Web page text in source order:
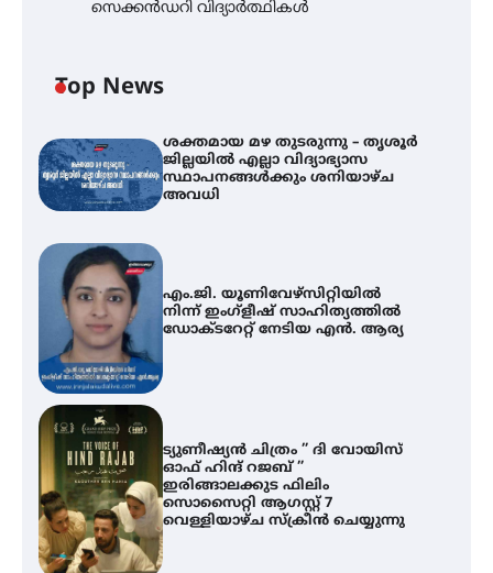
സെക്കൻഡറി വിദ്യാർത്ഥികൾ
Top News
ശക്തമായ മഴ തുടരുന്നു – തൃശൂർ
ജില്ലയിൽ എല്ലാ വിദ്യാഭ്യാസ
സ്ഥാപനങ്ങൾക്കും ശനിയാഴ്ച
അവധി
എം.ജി. യൂണിവേഴ്‌സിറ്റിയിൽ
നിന്ന് ഇംഗ്ളീഷ് സാഹിത്യത്തിൽ
ഡോക്ടറേറ്റ് നേടിയ എൻ. ആര്യ
ട്യുണീഷ്യൻ ചിത്രം ” ദി വോയിസ്
ഓഫ് ഹിന്ദ് റജബ് ”
ഇരിങ്ങാലക്കുട ഫിലിം
സൊസൈറ്റി ആഗസ്റ്റ് 7
വെള്ളിയാഴ്ച സ്‌ക്രീൻ ചെയ്യുന്നു